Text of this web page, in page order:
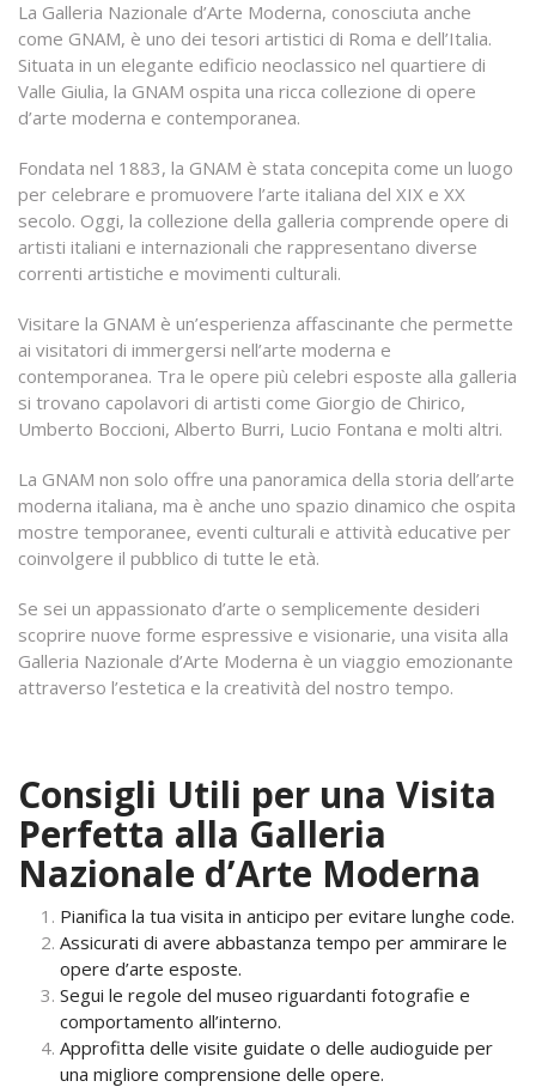
La Galleria Nazionale d’Arte Moderna, conosciuta anche
come GNAM, è uno dei tesori artistici di Roma e dell’Italia.
Situata in un elegante edificio neoclassico nel quartiere di
Valle Giulia, la GNAM ospita una ricca collezione di opere
d’arte moderna e contemporanea.
Fondata nel 1883, la GNAM è stata concepita come un luogo
per celebrare e promuovere l’arte italiana del XIX e XX
secolo. Oggi, la collezione della galleria comprende opere di
artisti italiani e internazionali che rappresentano diverse
correnti artistiche e movimenti culturali.
Visitare la GNAM è un’esperienza affascinante che permette
ai visitatori di immergersi nell’arte moderna e
contemporanea. Tra le opere più celebri esposte alla galleria
si trovano capolavori di artisti come Giorgio de Chirico,
Umberto Boccioni, Alberto Burri, Lucio Fontana e molti altri.
La GNAM non solo offre una panoramica della storia dell’arte
moderna italiana, ma è anche uno spazio dinamico che ospita
mostre temporanee, eventi culturali e attività educative per
coinvolgere il pubblico di tutte le età.
Se sei un appassionato d’arte o semplicemente desideri
scoprire nuove forme espressive e visionarie, una visita alla
Galleria Nazionale d’Arte Moderna è un viaggio emozionante
attraverso l’estetica e la creatività del nostro tempo.
Consigli Utili per una Visita
Perfetta alla Galleria
Nazionale d’Arte Moderna
Pianifica la tua visita in anticipo per evitare lunghe code.
Assicurati di avere abbastanza tempo per ammirare le
opere d’arte esposte.
Segui le regole del museo riguardanti fotografie e
comportamento all’interno.
Approfitta delle visite guidate o delle audioguide per
una migliore comprensione delle opere.